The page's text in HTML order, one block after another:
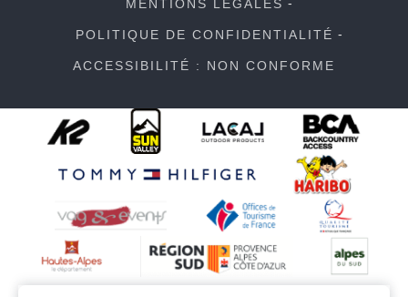
MENTIONS LÉGALES
POLITIQUE DE CONFIDENTIALITÉ
ACCESSIBILITÉ : NON CONFORME